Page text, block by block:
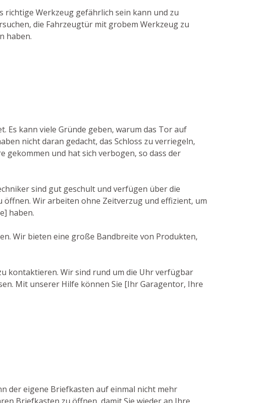
richtige Werkzeug gefährlich sein kann und zu
die Fahrzeugtür mit grobem Werkzeug zu
haben.
Es kann viele Gründe geben, warum das Tor auf
nicht daran gedacht, das Schloss zu verriegeln,
gekommen und hat sich verbogen, so dass der
sind gut geschult und verfügen über die
öffnen. Wir arbeiten ohne Zeitverzug und effizient, um
haben.
Wir bieten eine große Bandbreite von Produkten,
kontaktieren. Wir sind rund um die Uhr verfügbar
Mit unserer Hilfe können Sie [Ihr Garagentor, Ihre
der eigene Briefkasten auf einmal nicht mehr